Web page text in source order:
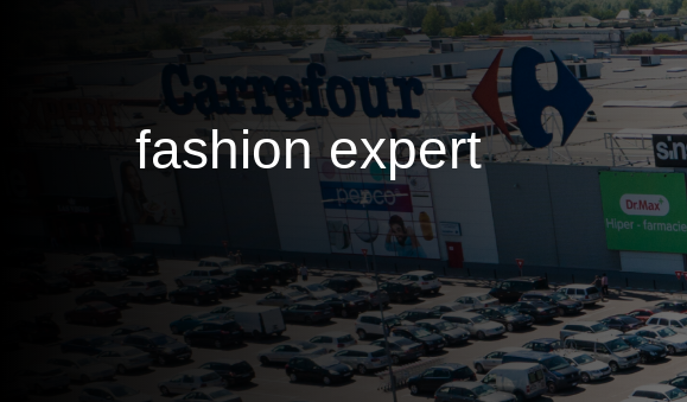
fashion expert